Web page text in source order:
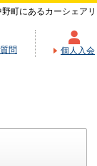
町にあるカーシェアリ
問 個人入会